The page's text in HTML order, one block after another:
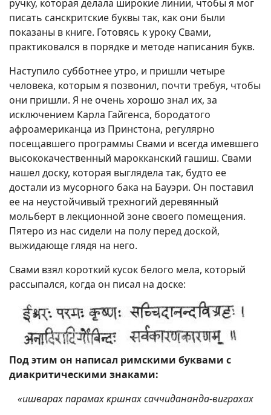
ручку, которая делала широкие линии, чтобы я мог
писать санскритские буквы так, как они были
показаны в книге. Готовясь к уроку Свами,
практиковался в порядке и методе написания букв.
Наступило субботнее утро, и пришли четыре
человека, которым я позвонил, почти требуя, чтобы
они пришли. Я не очень хорошо знал их, за
исключением Карла Гайгенса, бородатого
афроамериканца из Принстона, регулярно
посещавшего программы Свами и всегда имевшего
высококачественный марокканский гашиш. Свами
нашел доску, которая выглядела так, будто ее
достали из мусорного бака на Бауэри. Он поставил
ее на неустойчивый трехногий деревянный
мольберт в лекционной зоне своего помещения.
Пятеро из нас сидели на полу перед доской,
выжидающе глядя на него.
Свами взял короткий кусок белого мела, который
рассыпался, когда он писал на доске:
Под этим он написал римскими буквами с
диакритическими знаками:
«ишварах парамах кршнах саччидананда-виграхах